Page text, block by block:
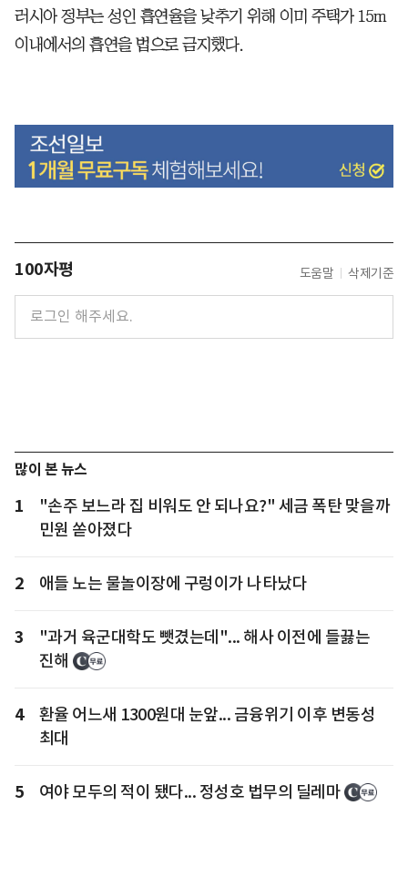
러시아 정부는 성인 흡연율을 낮추기 위해 이미 주택가 15m
이내에서의 흡연을 법으로 금지했다.
100자평 도움말 삭제기준
많이 본 뉴스
1
"손주 보느라 집 비워도 안 되나요?" 세금 폭탄 맞을까
민원 쏟아졌다
2 애들 노는 물놀이장에 구렁이가 나타났다
3
"과거 육군대학도 뺏겼는데"... 해사 이전에 들끓는
진해
4
환율 어느새 1300원대 눈앞... 금융위기 이후 변동성
최대
5 여야 모두의 적이 됐다... 정성호 법무의 딜레마